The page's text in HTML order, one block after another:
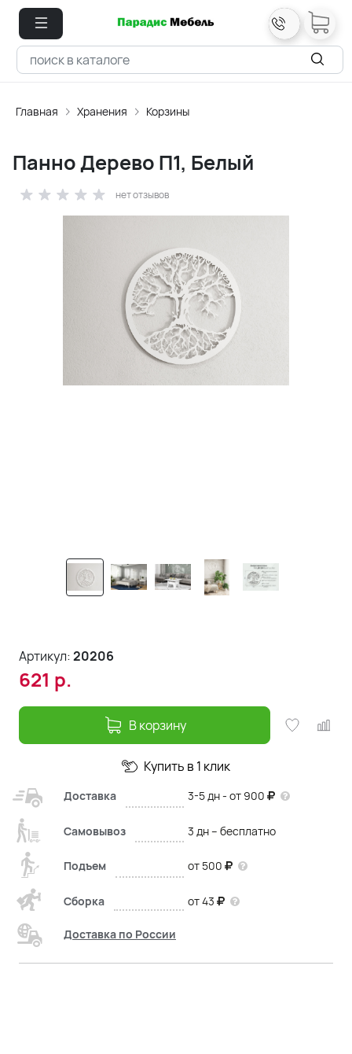
Главная Хранения Корзины
Панно Дерево П1, Белый
нет отзывов
Артикул:20206
621 р.
В корзину
Купить в 1 клик
Доставка 3-5 дн - от 900
Самовывоз 3 дн – бесплатно
Подъем от 500
Сборка от 43
Доставка по России